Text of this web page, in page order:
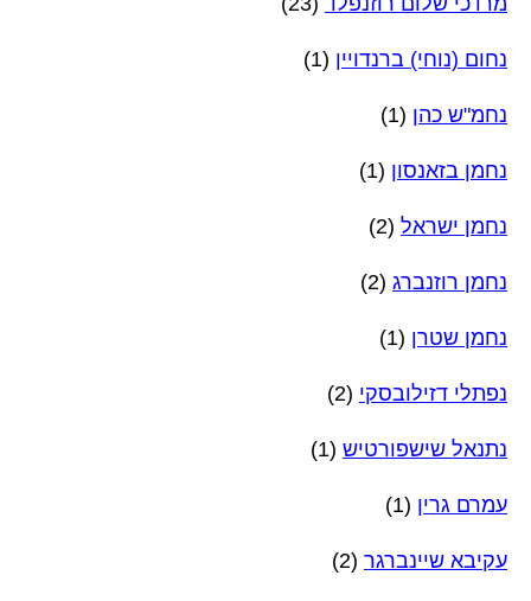
נחום (נוחי) ברנדויין (1)
נחמ"ש כהן (1)
נחמן בזאנסון (1)
נחמן ישראל (2)
נחמן רוזנברג (2)
נחמן שטרן (1)
נפתלי דזילובסקי (2)
נתנאל שישפורטיש (1)
עמרם גרין (1)
עקיבא שיינברגר (2)